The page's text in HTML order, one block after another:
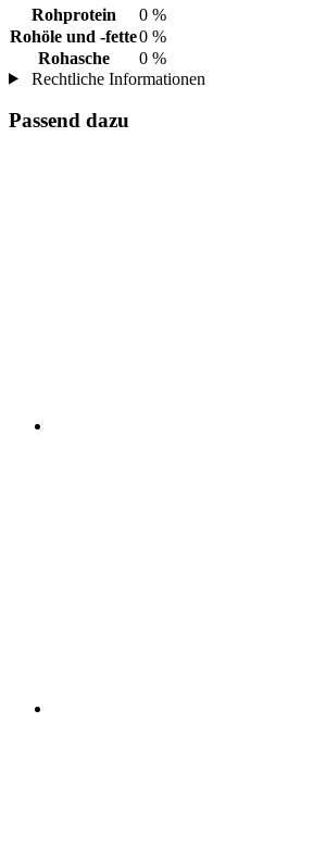
Rohprotein
0 %
Rohöle und -fette0 %
Rohasche
0 %
Rechtliche Informationen
Passend dazu